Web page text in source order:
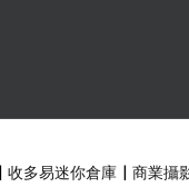
收多易迷你倉庫 商業攝